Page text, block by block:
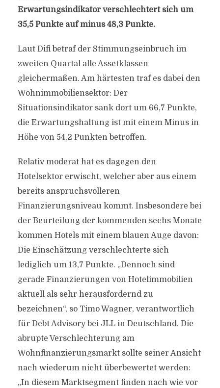
Erwartungsindikator verschlechtert sich um
35,5 Punkte auf minus 48,3 Punkte.
Laut Difi betraf der Stimmungseinbruch im
zweiten Quartal alle Assetklassen
gleichermaßen. Am härtesten traf es dabei den
Wohnimmobiliensektor: Der
Situationsindikator sank dort um 66,7 Punkte,
die Erwartungshaltung ist mit einem Minus in
Höhe von 54,2 Punkten betroffen.
Relativ moderat hat es dagegen den
Hotelsektor erwischt, welcher aber aus einem
bereits anspruchsvolleren
Finanzierungsniveau kommt. Insbesondere bei
der Beurteilung der kommenden sechs Monate
kommen Hotels mit einem blauen Auge davon:
Die Einschätzung verschlechterte sich
lediglich um 13,7 Punkte. „Dennoch sind
gerade Finanzierungen von Hotelimmobilien
aktuell als sehr herausfordernd zu
bezeichnen“, so Timo Wagner, verantwortlich
für Debt Advisory bei JLL in Deutschland. Die
abrupte Verschlechterung am
Wohnfinanzierungsmarkt sollte seiner Ansicht
nach wiederum nicht überbewertet werden:
„In diesem Marktsegment finden nach wie vor